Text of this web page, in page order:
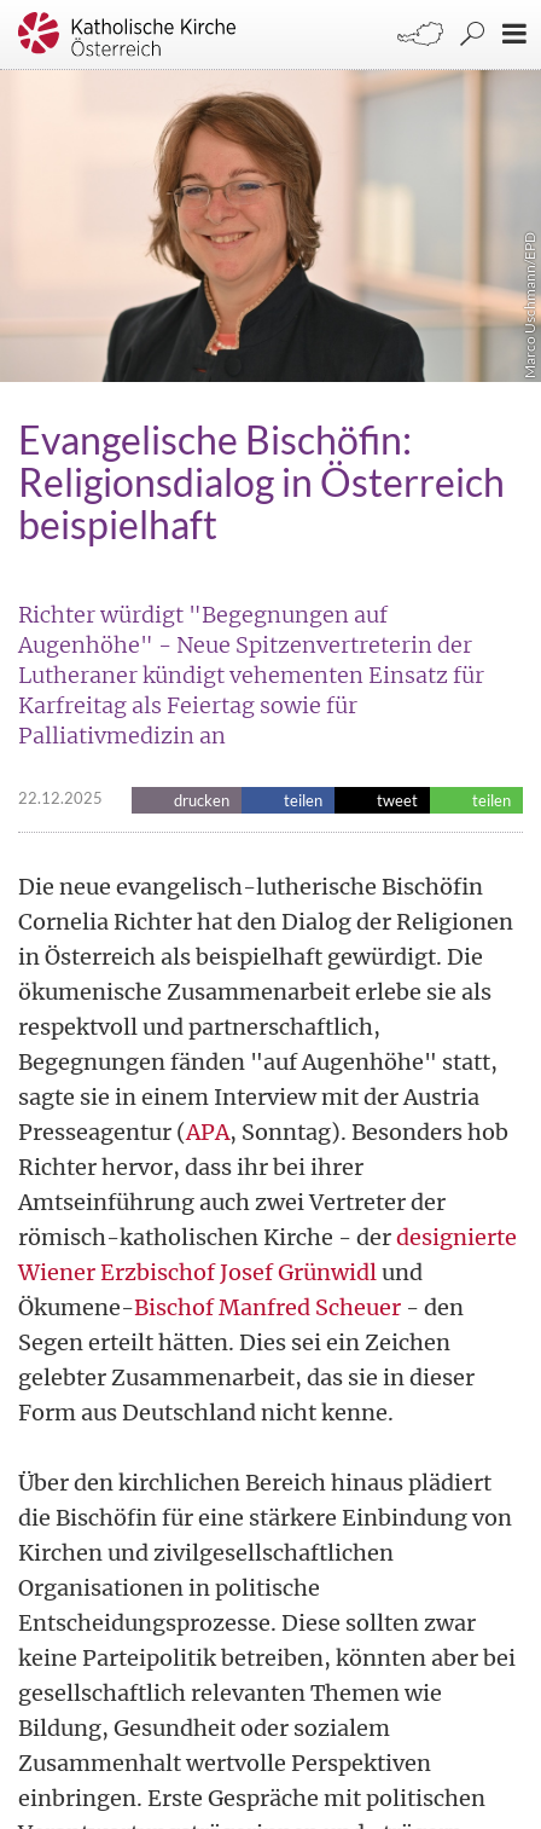
Marco Uschmann/EPD
Evangelische Bischöfin:
Religionsdialog in Österreich
beispielhaft
Richter würdigt "Begegnungen auf
Augenhöhe" - Neue Spitzenvertreterin der
Lutheraner kündigt vehementen Einsatz für
Karfreitag als Feiertag sowie für
Palliativmedizin an
22.12.2025 drucken teilen tweet teilen
Die neue evangelisch-lutherische Bischöfin
Cornelia Richter hat den Dialog der Religionen
in Österreich als beispielhaft gewürdigt. Die
ökumenische Zusammenarbeit erlebe sie als
respektvoll und partnerschaftlich,
Begegnungen fänden "auf Augenhöhe" statt,
sagte sie in einem Interview mit der Austria
Presseagentur (APA, Sonntag). Besonders hob
Richter hervor, dass ihr bei ihrer
Amtseinführung auch zwei Vertreter der
römisch-katholischen Kirche - derdesignierte
Wiener Erzbischof Josef Grünwidlund
Ökumene-Bischof Manfred Scheuer - den
Segen erteilt hätten. Dies sei ein Zeichen
gelebter Zusammenarbeit, das sie in dieser
Form aus Deutschland nicht kenne.
Über den kirchlichen Bereich hinaus plädiert
die Bischöfin für eine stärkere Einbindung von
Kirchen und zivilgesellschaftlichen
Organisationen in politische
Entscheidungsprozesse. Diese sollten zwar
keine Parteipolitik betreiben, könnten aber bei
gesellschaftlich relevanten Themen wie
Bildung, Gesundheit oder sozialem
Zusammenhalt wertvolle Perspektiven
einbringen. Erste Gespräche mit politischen